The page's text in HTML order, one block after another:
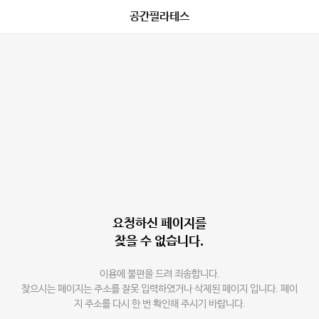
공간필라테스
요청하신 페이지를
찾을 수 없습니다.
이용에 불편을 드려 죄송합니다.
찾으시는 페이지는 주소를 잘못 입력하였거나 삭제된 페이지 입니다. 페이
지 주소를 다시 한 번 확인해 주시기 바랍니다.